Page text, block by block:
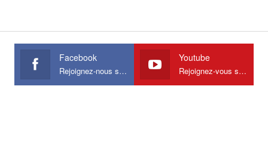
Facebook
Rejoignez-nous sur Facebook
Youtube
Rejoignez-vous sur Youtube